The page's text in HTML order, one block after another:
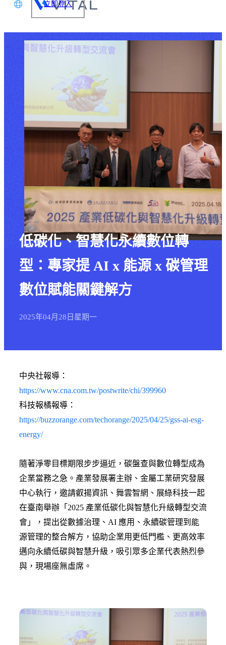
語
中文
立即登入
低碳化、智慧化永續數位轉
型：專家提 AI x 能源 x 碳管理
數位賦能關鍵解方
2025年04月 28日 星期一
中央社報導：
https://www.cna.com.tw/postwrite/chi/399960
科技報橘報導：
https://buzzorange.com/techorange/2025/04/25/gss-ai-esg-
energy/
隨著淨零目標期限步步逼近，碳盤查與數位轉型成為
企業當務之急。產業發展署主辦、金屬工業研究發展
中心執行，邀請叡揚資訊、舞雲智網、展綠科技一起
在臺南舉辦「2025 產業低碳化與智慧化升級轉型交流
會」，提出從數據治理、AI 應用、永續碳管理到能
源管理的整合解方，協助企業用更低門檻、更高效率
邁向永續低碳與智慧升級，吸引眾多企業代表熱烈參
與，現場座無虛席。